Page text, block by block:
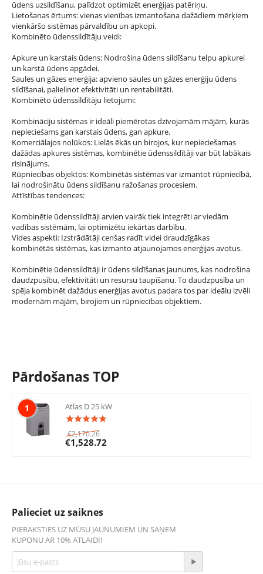
ūdens uzsildīšanu, palīdzot optimizēt enerģijas patēriņu.
Lietošanas ērtums: vienas vienības izmantošana dažādiem mērķiem
vienkāršo sistēmas pārvaldību un apkopi.
Kombinēto ūdenssildītāju veidi:
Apkure un karstais ūdens: Nodrošina ūdens sildīšanu telpu apkurei
un karstā ūdens apgādei.
Saules un gāzes enerģija: apvieno saules un gāzes enerģiju ūdens
sildīšanai, palielinot efektivitāti un rentabilitāti.
Kombinēto ūdenssildītāju lietojumi:
Kombināciju sistēmas ir ideāli piemērotas dzīvojamām mājām, kurās
nepieciešams gan karstais ūdens, gan apkure.
Komerciālajos nolūkos: Lielās ēkās un birojos, kur nepieciešamas
dažādas apkures sistēmas, kombinētie ūdenssildītāji var būt labākais
risinājums.
Rūpniecības objektos: Kombinētās sistēmas var izmantot rūpniecībā,
lai nodrošinātu ūdens sildīšanu ražošanas procesiem.
Attīstības tendences:
Kombinētie ūdenssildītāji arvien vairāk tiek integrēti ar viedām
vadības sistēmām, lai optimizētu iekārtas darbību.
Vides aspekti: Izstrādātāji cenšas radīt videi draudzīgākas
kombinētās sistēmas, kas izmanto atjaunojamos enerģijas avotus.
Kombinētie ūdenssildītāji ir ūdens sildīšanas jaunums, kas nodrošina
daudzpusību, efektivitāti un resursu taupīšanu. To daudzpusība un
spēja kombinēt dažādus enerģijas avotus padara tos par ideālu izvēli
modernām mājām, birojiem un rūpniecības objektiem.
Pārdošanas TOP
1 Atlas D 25 kW
€2,170.26
€1,528.72
Palieciet uz saiknes
PIERAKSTIES UZ MŪSU JAUNUMIEM UN SAŅEM
KUPONU AR 10% ATLAIDI!